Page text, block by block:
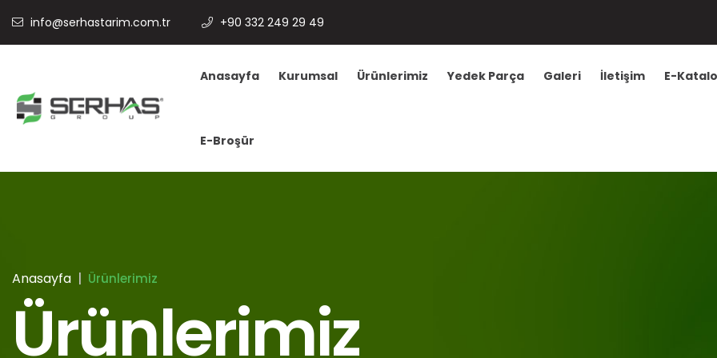
info@serhastarim.com.tr +90 332 249 29 49
Anasayfa Kurumsal Ürünlerimiz Yedek Parça Galeri İletişim E-
E-Broşür
Anasayfa Ürünlerimiz
Ürünlerimiz